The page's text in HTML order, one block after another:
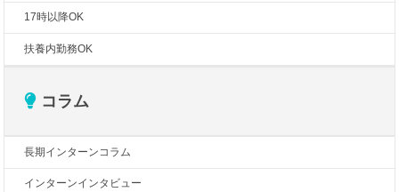
17時以降OK
扶養内勤務OK
コラム
長期インターンコラム
インターンインタビュー